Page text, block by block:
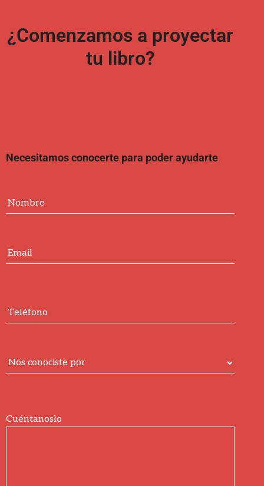
¿Comenzamos a proyectar
tu libro?
Necesitamos conocerte para poder ayudarte
Cuéntanoslo